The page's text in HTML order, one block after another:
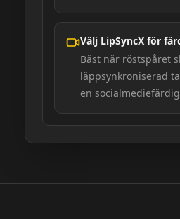
Välj LipSyncX för
Bäst när röstspåret
läppsynkroniserad
en